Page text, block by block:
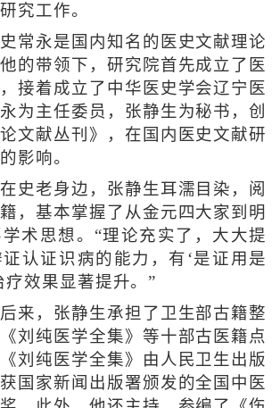
究工作。
史常永是国内知名的医史文献理论
的带领下，研究院首先成立了医
接着成立了中华医史学会辽宁医
为主任委员，张静生为秘书，创
文献丛刊》，在国内医史文献研
影响。
在史老身边，张静生耳濡目染，阅
，基本掌握了从金元四大家到明
术思想。“理论充实了，大大提
认证识病的能力，有‘是证用是
疗效果显著提升。”
后来，张静生承担了卫生部古籍整
刘纯医学全集》等十部古医籍点
刘纯医学全集》由人民卫生出版
国家新闻出版署颁发的全国中医